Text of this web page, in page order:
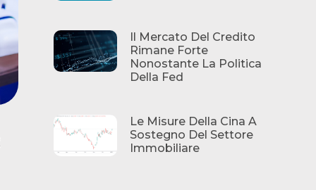
Il Mercato Del Credito
Rimane Forte
Nonostante La Politica
Della Fed
Le Misure Della Cina A
Sostegno Del Settore
Immobiliare